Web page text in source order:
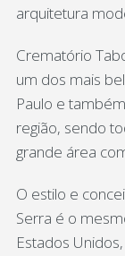
arquitetura
Crematório
um dos mais
Paulo e
região, sendo
grande área
O estilo e
Serra é o
Estados